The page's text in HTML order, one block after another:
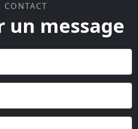
CONTACT
un message